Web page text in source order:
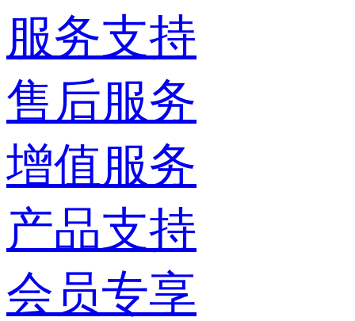
服务支持
售后服务
增值服务
产品支持
会员专享